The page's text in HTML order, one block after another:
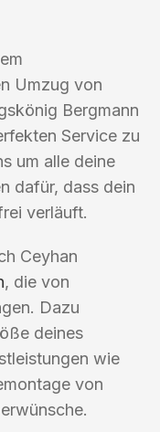
Umzug von
Bergmann
Service zu
um alle deine
dafür, dass dein
verläuft.
Ceyhan
, die von
Dazu
deines
wie
von